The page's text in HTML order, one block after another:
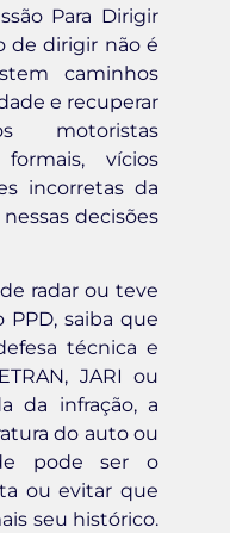
Para Dirigir
de dirigir não é
caminhos
e recuperar
motoristas
vícios
incorretas da
decisões
radar ou teve
PPD, saiba que
técnica e
JARI ou
da infração, a
do auto ou
pode ser o
ou evitar que
seu histórico.